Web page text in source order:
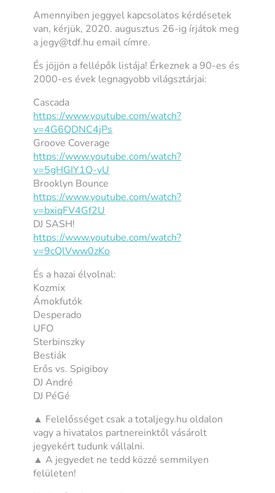
Amennyiben jeggyel kapcsolatos kérdésetek
van, kérjük, 2020. augusztus 26-ig írjátok meg
a jegy@tdf.hu email címre.
És jöjjön a fellépők listája! Érkeznek a 90-es és
2000-es évek legnagyobb világsztárjai:
Cascada
https://www.youtube.com/watch?
v=4G6QDNC4jPs
Groove Coverage
https://www.youtube.com/watch?
v=5gHGIY1Q-yU
Brooklyn Bounce
https://www.youtube.com/watch?
v=bxiqFV4Gf2U
DJ SASH!
https://www.youtube.com/watch?
v=9cQlVww0zKo
És a hazai élvolnal:
Kozmix
Ámokfutók
Desperado
UFO
Sterbinszky
Bestiák
Erős vs. Spigiboy
DJ André
DJ PéGé
▲ Felelősséget csak a totaljegy.hu oldalon
vagy a hivatalos partnereinktől vásárolt
jegyekért tudunk vállalni.
▲ A jegyedet ne tedd közzé semmilyen
felületen!